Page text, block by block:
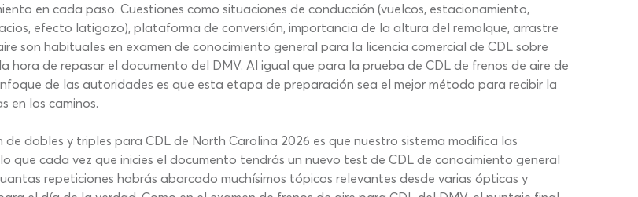
en cada paso. Cuestiones como situaciones de conducción (vuelcos, estacionamiento,
efecto latigazo), plataforma de conversión, importancia de la altura del remolque, arrastre
son habituales en examen de conocimiento general para la licencia comercial de CDL sobre
de repasar el documento del DMV. Al igual que para la prueba de CDL de frenos de aire de
de las autoridades es que esta etapa de preparación sea el mejor método para recibir la
en los caminos.
dobles y triples para CDL de North Carolina 2026 es que nuestro sistema modifica las
que cada vez que inicies el documento tendrás un nuevo test de CDL de conocimiento general
repeticiones habrás abarcado muchísimos tópicos relevantes desde varias ópticas y